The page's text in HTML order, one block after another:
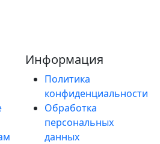
Информация
Политика
конфиденциальности
Обработка
персональных
данных